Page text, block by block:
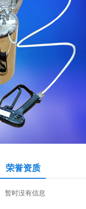
荣誉资质
暂时没有信息